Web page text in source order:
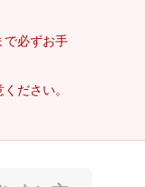
で必ずお手
ださい。